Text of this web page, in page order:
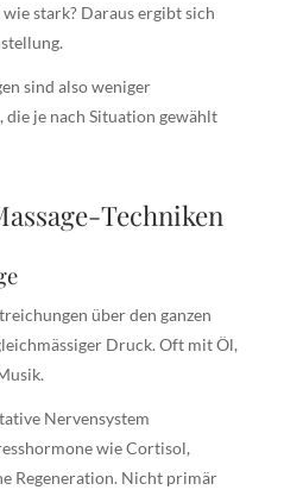
stark? Daraus ergibt sich
sind also weniger
die je nach Situation gewählt
Techniken
über den ganzen
Druck. Oft mit Öl,
Nervensystem
wie Cortisol,
Regeneration. Nicht primär